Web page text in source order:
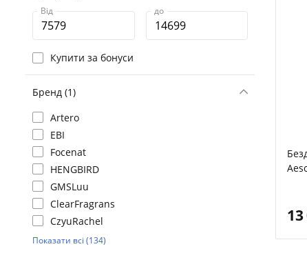
Від до
Купити за бонуси
Бренд (1)
Artero
EBI
Focenat
HENGBIRD
GMSLuu
ClearFragrans
CzyuRachel
Показати всі (134)